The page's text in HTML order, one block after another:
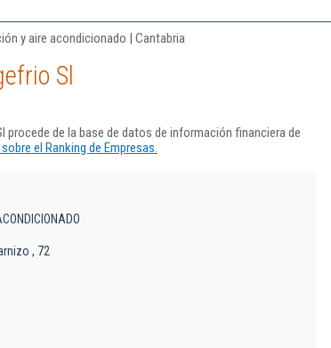
y aire acondicionado | Cantabria
Sl
procede de la base de datos de información financiera de
el Ranking de Empresas.
, 72